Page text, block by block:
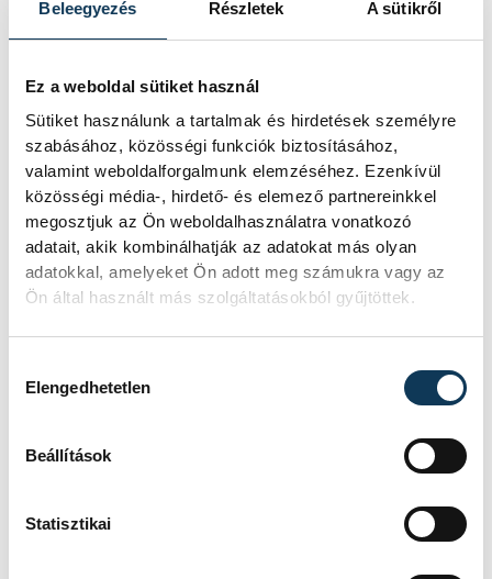
Beleegyezés Részletek A sütikről
Ez a weboldal sütiket használ
Sütiket használunk a tartalmak és hirdetések személyre
szabásához, közösségi funkciók biztosításához,
valamint weboldalforgalmunk elemzéséhez. Ezenkívül
közösségi média-, hirdető- és elemező partnereinkkel
megosztjuk az Ön weboldalhasználatra vonatkozó
adatait, akik kombinálhatják az adatokat más olyan
adatokkal, amelyeket Ön adott meg számukra vagy az
Ön által használt más szolgáltatásokból gyűjtöttek.
Elengedhetetlen
Beállítások
Statisztikai
VESZPRÉM HANDBALL ACADEMY
Fordulatos meccset
bronzéremről a